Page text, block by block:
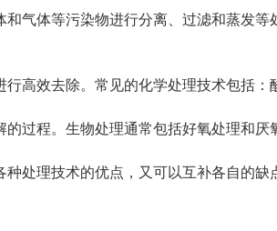
气体等污染物进行分离、过滤和蒸发
高效去除。常见的化学处理技术包括：
过程。生物处理通常包括好氧处理和厌
处理技术的优点，又可以互补各自的